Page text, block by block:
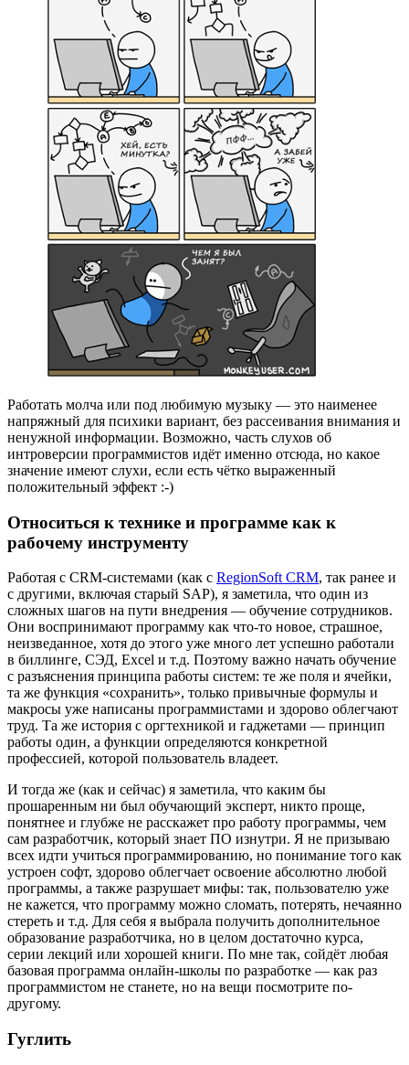
Работать молча или под любимую музыку — это наименее
напряжный для психики вариант, без рассеивания внимания и
ненужной информации. Возможно, часть слухов об
интроверсии программистов идёт именно отсюда, но какое
значение имеют слухи, если есть чётко выраженный
положительный эффект :-)
Относиться к технике и программе как к
рабочему инструменту
Работая с СRM-системами (как с RegionSoft CRM, так ранее и
с другими, включая старый SAP), я заметила, что один из
сложных шагов на пути внедрения — обучение сотрудников.
Они воспринимают программу как что-то новое, страшное,
неизведанное, хотя до этого уже много лет успешно работали
в биллинге, СЭД, Excel и т.д. Поэтому важно начать обучение
с разъяснения принципа работы систем: те же поля и ячейки,
та же функция «сохранить», только привычные формулы и
макросы уже написаны программистами и здорово облегчают
труд. Та же история с оргтехникой и гаджетами — принцип
работы один, а функции определяются конкретной
профессией, которой пользователь владеет.
И тогда же (как и сейчас) я заметила, что каким бы
прошаренным ни был обучающий эксперт, никто проще,
понятнее и глубже не расскажет про работу программы, чем
сам разработчик, который знает ПО изнутри. Я не призываю
всех идти учиться программированию, но понимание того как
устроен софт, здорово облегчает освоение абсолютно любой
программы, а также разрушает мифы: так, пользователю уже
не кажется, что программу можно сломать, потерять, нечаянно
стереть и т.д. Для себя я выбрала получить дополнительное
образование разработчика, но в целом достаточно курса,
серии лекций или хорошей книги. По мне так, сойдёт любая
базовая программа онлайн-школы по разработке — как раз
программистом не станете, но на вещи посмотрите по-
другому.
Гуглить